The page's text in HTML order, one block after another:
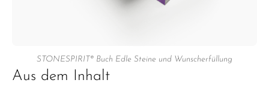
STONESPIRIT® Buch Edle Steine und Wunscherfüllung
Aus dem Inhalt